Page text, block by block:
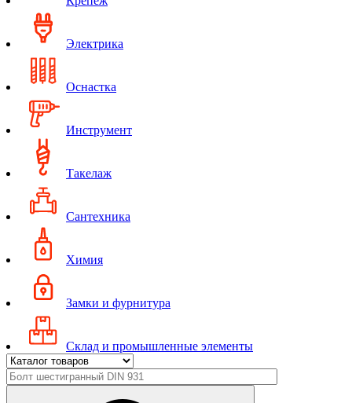
Электрика
Оснастка
Инструмент
Такелаж
Сантехника
Химия
Замки и фурнитура
Склад и промышленные элементы